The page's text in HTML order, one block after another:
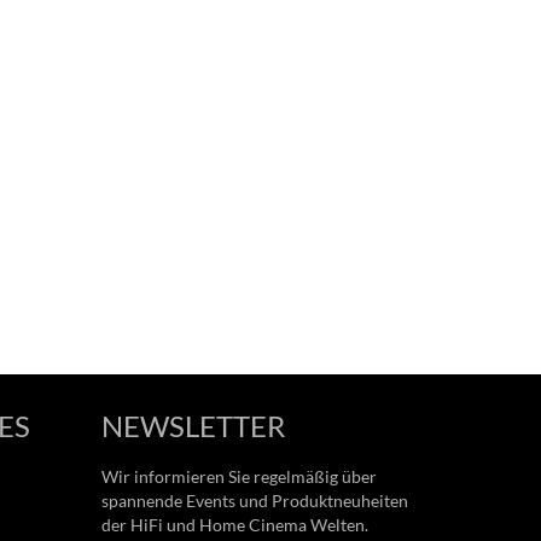
NEWSLETTER
Wir informieren Sie regelmäßig über
spannende Events und Produktneuheiten
der HiFi und Home Cinema Welten.